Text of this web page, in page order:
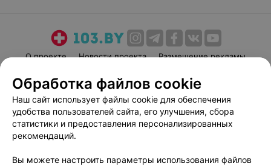
О проекте Новости проекта
Размещение рекламы
Пользовательское соглашение
Способы оплаты
Вакансии
Партнеры
Написать руководителю 103.by
Персональные настройки cookie
Обработка файлов cookie
Наш сайт использует файлы cookie для обеспечения
удобства пользователей сайта, его улучшения, сбора
статистики и предоставления персонализированных
рекомендаций.
Вы можете настроить параметры использования файлов